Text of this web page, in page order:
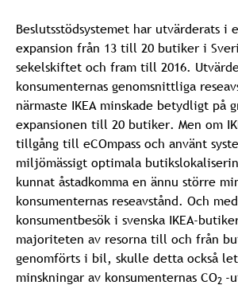
Beslutsstödsystemet har utvärderats i
expansion från 13 till 20 butiker i
sekelskiftet och fram till 2016.
konsumenternas genomsnittliga
närmaste IKEA minskade betydligt på
expansionen till 20 butiker. Men om
tillgång till eCOmpass och använt
miljömässigt optimala
kunnat åstadkomma en ännu större
konsumenternas reseavstånd. Och
konsumentbesök i svenska IKEA-
majoriteten av resorna till och från
genomförts i bil, skulle detta också
minskningar av konsumenternas CO2 -